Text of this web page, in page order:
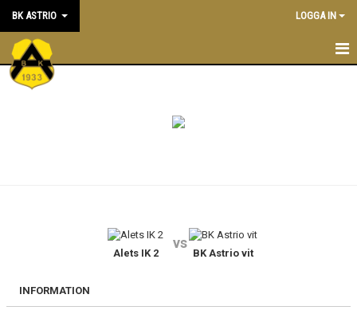
BK ASTRIO LOGGA IN
HEM
BLI MEDLEM
Alets IK 2
vs
BK Astrio vit
INFORMATION